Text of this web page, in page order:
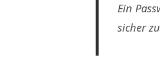
Ein
sicher